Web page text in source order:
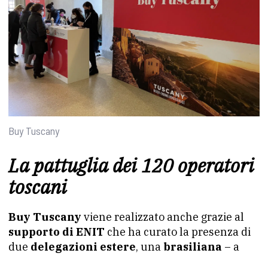
Buy Tuscany
La pattuglia dei 120 operatori
toscani
Buy Tuscany viene realizzato anche grazie al
supporto di ENIT che ha curato la presenza di
due delegazioni estere, una brasiliana – a